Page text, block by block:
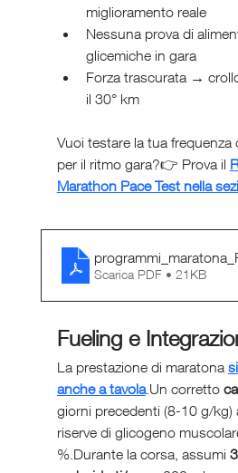
miglioramento reale
Nessuna prova di
glicemiche in gara
Forza trascurata →
il 30° km
Vuoi testare la tua frequenza
per il ritmo gara?👉 Prova il
Marathon Pace Test nella
Scarica PDF • 21KB
Fueling e
La prestazione di maratona
anche a tavola.Un corretto
giorni precedenti (8-10 g/kg)
riserve di glicogeno
%.Durante la corsa, assumi